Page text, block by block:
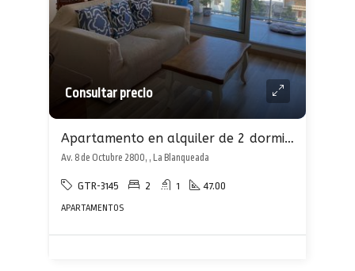
Consultar precio
Apartamento en alquiler de 2 dormitorios en La Blanqueada
Av. 8 de Octubre 2800, , La Blanqueada
GTR-3145 2 1 47.00
APARTAMENTOS